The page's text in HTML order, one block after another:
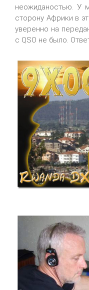
неожиданостью. У
сторону Африки в
уверенно на
с QSO не было.